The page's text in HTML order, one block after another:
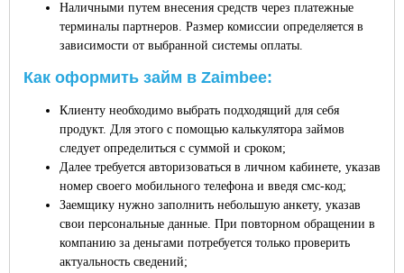
Наличными путем внесения средств через платежные
терминалы партнеров. Размер комиссии определяется в
зависимости от выбранной системы оплаты.
Как оформить займ в Zaimbee:
Клиенту необходимо выбрать подходящий для себя
продукт. Для этого с помощью калькулятора займов
следует определиться с суммой и сроком;
Далее требуется авторизоваться в личном кабинете, указав
номер своего мобильного телефона и введя смс-код;
Заемщику нужно заполнить небольшую анкету, указав
свои персональные данные. При повторном обращении в
компанию за деньгами потребуется только проверить
актуальность сведений;